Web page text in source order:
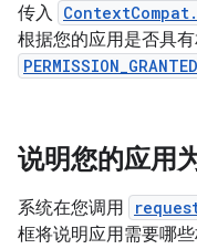
传入
根据您的应用是否具
PERMISSION_GRANTED
说明您的应用
系统在您调用
框将说明应用需要哪